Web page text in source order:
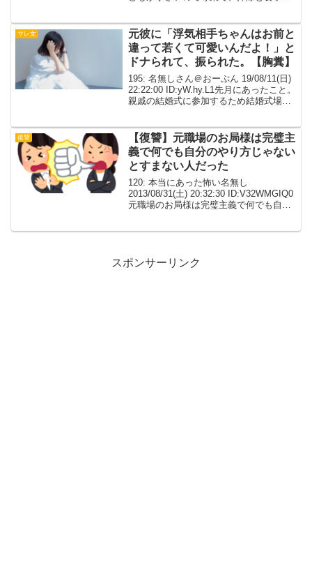
って行きます。前に私が作...
サレ女
元彼に「浮気相手ちゃんはお前と
違って若くて可愛いんだよ！」と
ドナられて、振られた。【胸糞】
195: 名無しさん＠おーぷん 19/08/11(日)
22:22:00 ID:yW.hy.L1先月にあったこと。
親戚の結婚式に参加するため結婚式場に
ら、友人たちが私の方...
復讐
【復讐】元職場のお局様は完璧主
義で何でも自分のやり方じゃない
とすまない人だった
120: 本当にあった怖い名無し
2013/08/31(土) 20:32:30 ID:V32WMGIQ0
元職場のお局様は完璧主義で何でも自分
スポンサーリンク